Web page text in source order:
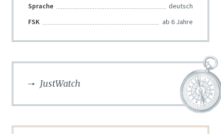
Sprache
deutsch
FSK
ab 6 Jahre
JustWatch